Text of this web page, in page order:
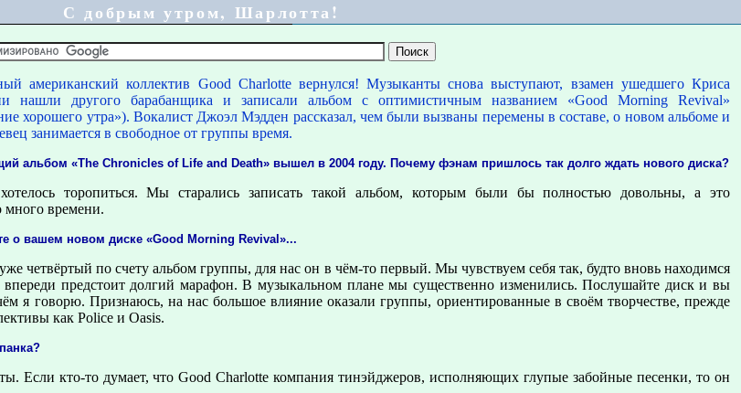
С добрым утром, Шарлотта!
американский коллектив Good Charlotte вернулся! Музыканты снова выступают, взамен ушедшего Криса
нашли другого барабанщика и записали альбом с оптимистичным названием «Good Morning Revival»
хорошего утра»). Вокалист Джоэл Мэдден рассказал, чем были вызваны перемены в составе, о новом альбоме и
занимается в свободное от группы время.
альбом «The Chronicles of Life and Death» вышел в 2004 году. Почему фэнам пришлось так долго ждать нового диска?
торопиться. Мы старались записать такой альбом, которым были бы полностью довольны, а это
много времени.
о вашем новом диске «Good Morning Revival»...
четвёртый по счету альбом группы, для нас он в чём-то первый. Мы чувствуем себя так, будто вновь находимся
впереди предстоит долгий марафон. В музыкальном плане мы существенно изменились. Послушайте диск и вы
я говорю. Признаюсь, на нас большое влияние оказали группы, ориентированные в своём творчестве, прежде
как Police и Oasis.
Если кто-то думает, что Good Charlotte компания тинэйджеров, исполняющих глупые забойные песенки, то он